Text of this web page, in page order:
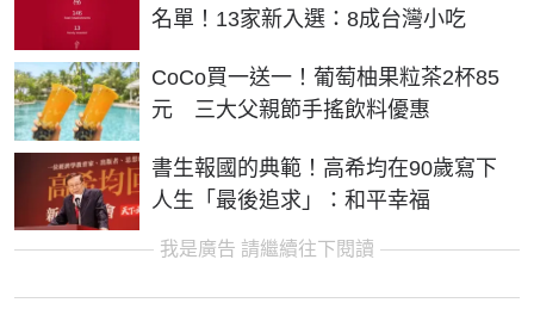
名單！13家新入選：8成台灣小吃
CoCo買一送一！葡萄柚果粒茶2杯85
元 三大父親節手搖飲料優惠
書生報國的典範！高希均在90歲寫下
人生「最後追求」：和平幸福
我是廣告 請繼續往下閱讀